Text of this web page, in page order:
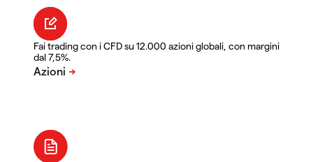
Fai trading con i CFD su 12.000 azioni globali, con margini
dal 7,5%.